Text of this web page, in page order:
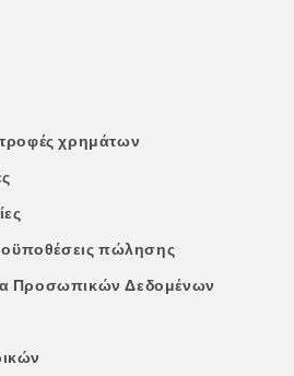
χρημάτων
πώλησης
Προσωπικών Δεδομένων